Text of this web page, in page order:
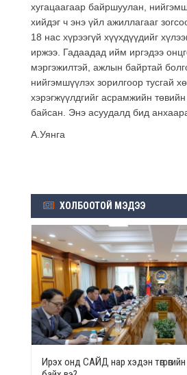
хугацаагаар байршуулан,
хийдэг ч энэ үйл ажиллагааг
18 нас хүрээгүй хүүхдүүдийг
иржээ. Гадаадад ийм иргэдээ
мэргэжилтэй, ажлын байртай
нийгэмшүүлэх зорилгоор тусгай
хэрэгжүүлдгийг асрамжийн
байсан. Энэ асуудалд бид
А.Уянга
ХОЛБООТОЙ МЭДЭЭ
Ирэх онд САЙД нар хэдэн